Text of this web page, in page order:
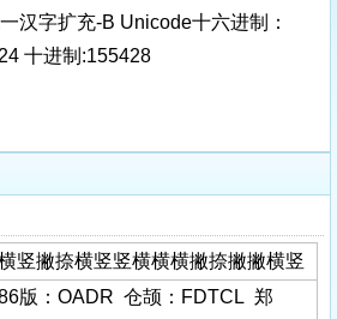
汉字扩充-B Unicode十六进制：
十进制:155428
竖撇捺横竖竖横横横撇捺撇撇横竖
版：OADR 仓颉：FDTCL 郑